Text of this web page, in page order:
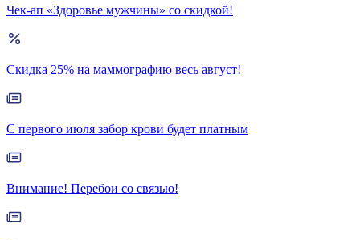
Чек-ап «Здоровье мужчины» со скидкой!
Скидка 25% на маммографию весь август!
С первого июля забор крови будет платным
Внимание! Перебои со связью!